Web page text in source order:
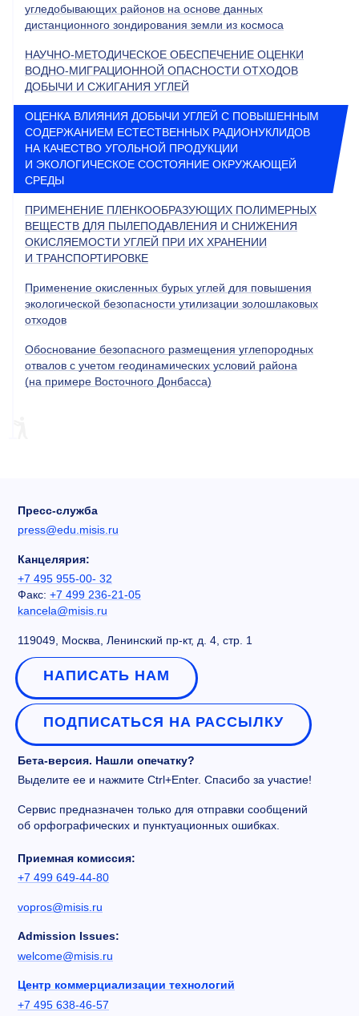
угледобывающих районов на основе данных
дистанционного зондирования земли из космоса
НАУЧНО-МЕТОДИЧЕСКОЕ ОБЕСПЕЧЕНИЕ ОЦЕНКИ
ВОДНО-МИГРАЦИОННОЙ ОПАСНОСТИ ОТХОДОВ
ДОБЫЧИ И СЖИГАНИЯ УГЛЕЙ
ОЦЕНКА ВЛИЯНИЯ ДОБЫЧИ УГЛЕЙ С ПОВЫШЕННЫМ
СОДЕРЖАНИЕМ ЕСТЕСТВЕННЫХ РАДИОНУКЛИДОВ
НА КАЧЕСТВО УГОЛЬНОЙ ПРОДУКЦИИ
И ЭКОЛОГИЧЕСКОЕ СОСТОЯНИЕ ОКРУЖАЮЩЕЙ
СРЕДЫ
ПРИМЕНЕНИЕ ПЛЕНКООБРАЗУЮЩИХ ПОЛИМЕРНЫХ
ВЕЩЕСТВ ДЛЯ ПЫЛЕПОДАВЛЕНИЯ И СНИЖЕНИЯ
ОКИСЛЯЕМОСТИ УГЛЕЙ ПРИ ИХ ХРАНЕНИИ
И ТРАНСПОРТИРОВКЕ
Применение окисленных бурых углей для повышения
экологической безопасности утилизации золошлаковых
отходов
Обоснование безопасного размещения углепородных
отвалов с учетом геодинамических условий района
(на примере Восточного Донбасса)
Пресс-служба
press@edu.misis.ru
Канцелярия:
+7 495 955-00- 32
Факс: +7 499 236-21-05
kancela@misis.ru
119049, Москва, Ленинский пр-кт, д. 4, стр. 1
НАПИСАТЬ НАМ
ПОДПИСАТЬСЯ НА РАССЫЛКУ
Бета-версия. Нашли опечатку?
Выделите ее и нажмите Ctrl+Enter. Спасибо за участие!
Сервис предназначен только для отправки сообщений
об орфографических и пунктуационных ошибках.
Приемная комиссия:
+7 499 649-44-80
vopros@misis.ru
Admission Issues:
welcome@misis.ru
Центр коммерциализации технологий
+7 495 638-46-57